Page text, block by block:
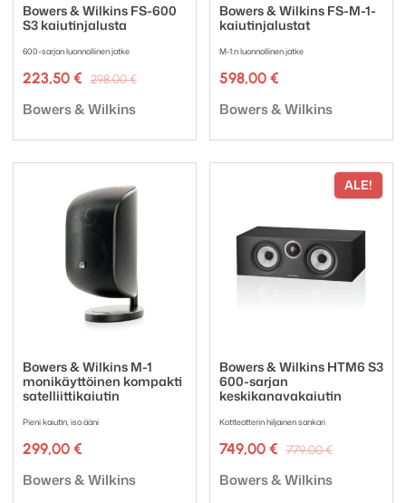
Bowers & Wilkins FS-600
S3 kaiutinjalusta
600-sarjan luonnollinen jatke
298,00€Alkuperäinen
oli:
223,50 €
Nykyinen
on:
Tuotemerkki:
Bowers & Wilkins
Bowers & Wilkins FS-M-1-
kaiutinjalustat
M-1:n luonnollinen jatke
598,00 €
Tuotemerkki:
Bowers & Wilkins
Bowers & Wilkins M-1
monikäyttöinen kompakti
satelliittikaiutin
Pieni kaiutin, iso ääni
299,00 €
Tuotemerkki:
Bowers & Wilkins
ALE!
Bowers & Wilkins HTM6 S3
600-sarjan
keskikanavakaiutin
Kotiteatterin hiljainen sankari
779,00€
oli:
749,00 €
Nykyinen
on:
Tuotemerkki:
Bowers & Wilkins